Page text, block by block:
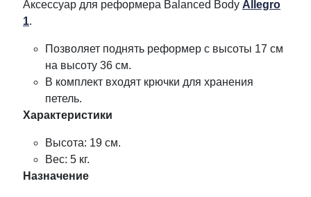
Аксессуар для реформера Balanced Body Allegro
1.
Позволяет поднять реформер с высоты 17 см
на высоту 36 см.
В комплект входят крючки для хранения
петель.
Характеристики
Высота: 19 см.
Вес: 5 кг.
Назначение